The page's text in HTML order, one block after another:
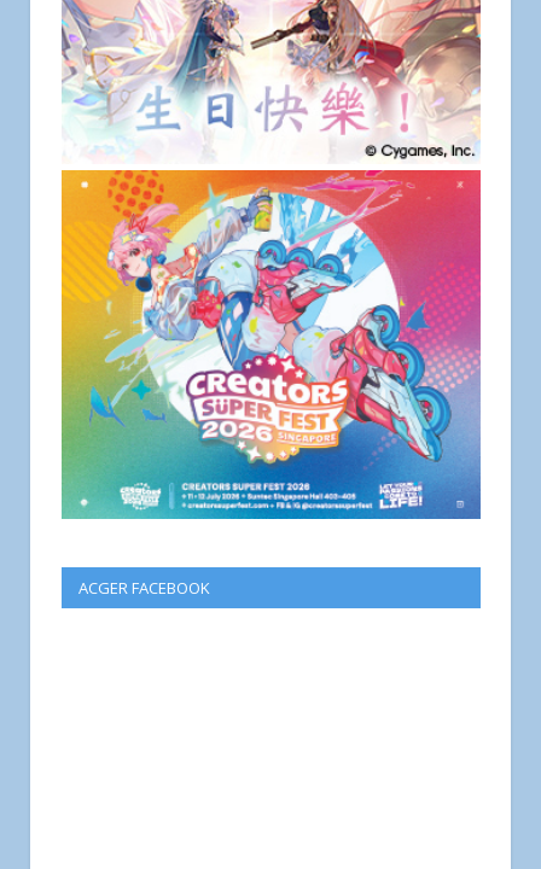
ACGER FACEBOOK